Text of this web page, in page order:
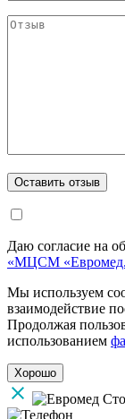
Даю согласие на
«МЦСМ «Евромед.
Мы используем
взаимодействие
Продолжая
использованием
Хорошо